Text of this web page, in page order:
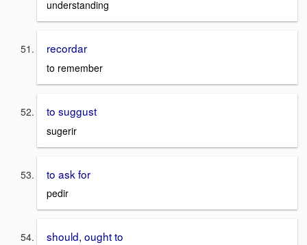
understanding
recordar
to remember
to suggust
sugerir
to ask for
pedir
should, ought to